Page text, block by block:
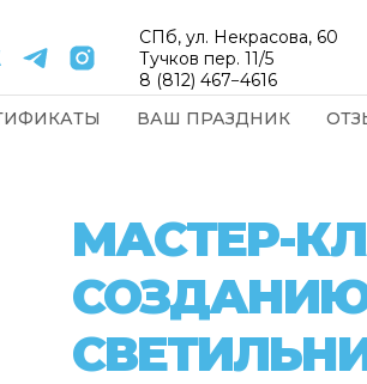
СПб, ул. Некрасова, 60
Тучков пер. 11/5
8 (812) 467−4616
ВАШ ПРАЗДНИК
МАСТЕР-